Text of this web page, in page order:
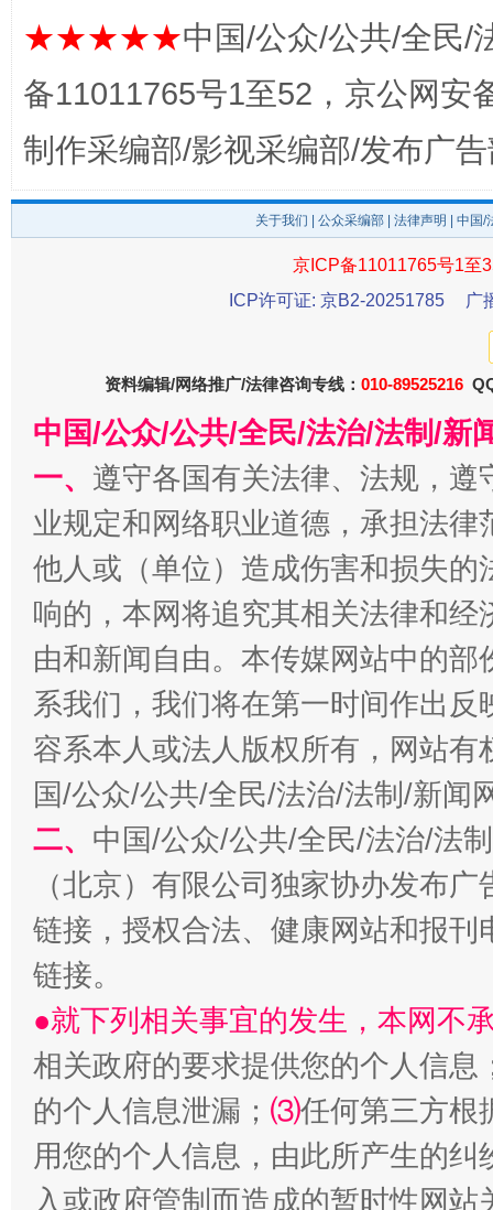
完善运行机制助力责任有效落实 一纸欠
千年窑火 生生不息
揭开“小金库”的免责幌子
★★★★★中国/公众/公共/全民/
备11011765号1至52，京公网安
制作采编部/影视采编部/发布广
关于我们 公众采编部 法律声明 | 中国
京ICP备11011765号1至
ICP许可证: 京B2-20251785
广
资料编辑/网络推广/法律咨询专线： 010-89525216
中国/公众/公共/全民/法治/法制/新
一、 遵守各国有关法律、法规，
业规定和网络职业道德，承担法
他人或（单位）造成伤害和损失
响的，本网将追究其相关法律和
由和新闻自由。本传媒网站中的
系我们，我们将在第一时间作出
容系本人或法人版权所有，网站
国/公众/公共/全民/法治/法制/新闻
二、 中国/公众/公共/全民/法治/法
（北京）有限公司独家协办发布
链接，授权合法、健康网站和报
链接。
●就下列相关事宜的发生，本网不
相关政府的要求提供您的个人信息
的个人信息泄漏； ⑶任何第三方根
用您的个人信息，由此所产生的纠
入或政府管制而造成的暂时性网